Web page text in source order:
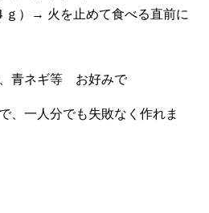
）→ 火を止めて食べる直前に
青ネギ等 お好みで
、一人分でも失敗なく作れま